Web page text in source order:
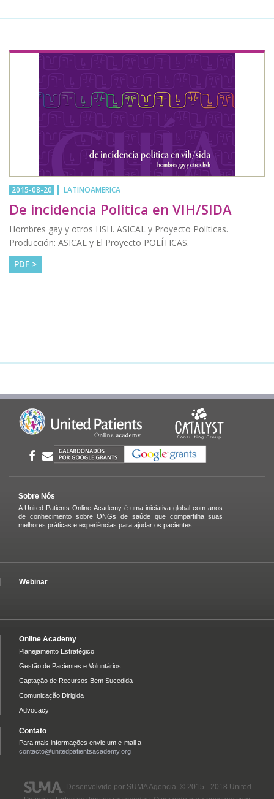
2015-08-20 LATINOAMERICA
De incidencia Política en VIH/SIDA
Hombres gay y otros HSH. ASICAL y Proyecto Políticas.
Producción: ASICAL y El Proyecto POLÍTICAS.
PDF >
Sobre Nós
A United Patients Online Academy é uma iniciativa global com anos
de conhecimento sobre ONGs de saúde que compartilha suas
melhores práticas e experiências para ajudar os pacientes.
Webinar
Online Academy
Planejamento Estratégico
Gestão de Pacientes e Voluntários
Captação de Recursos Bem Sucedida
Comunicação Dirigida
Advocacy
Contato
Para mais informações envie um e-mail a
contacto@unitedpatientsacademy.org
Desenvolvido por SUMA Agencia. © 2015 - 2018 United